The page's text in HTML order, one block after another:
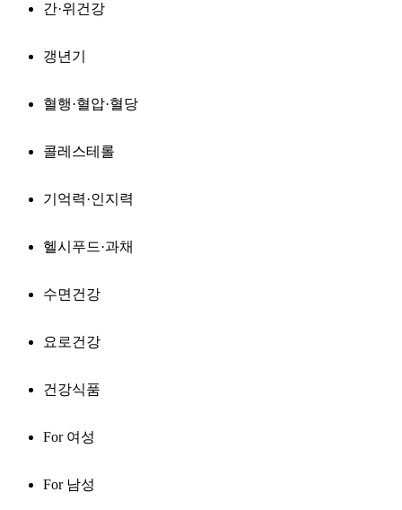
간·위건강
갱년기
혈행·혈압·혈당
콜레스테롤
기억력·인지력
헬시푸드·과채
수면건강
요로건강
건강식품
For 여성
For 남성